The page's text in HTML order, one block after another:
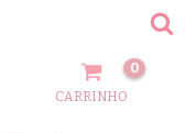
CARRINHO
0